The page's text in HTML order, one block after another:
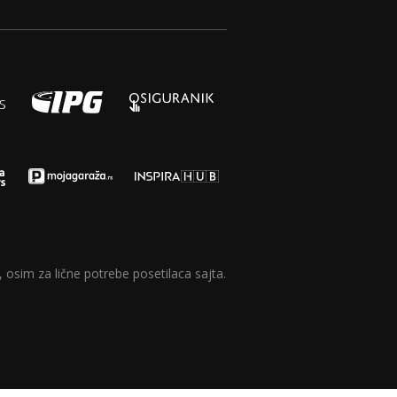
za lične potrebe posetilaca sajta.